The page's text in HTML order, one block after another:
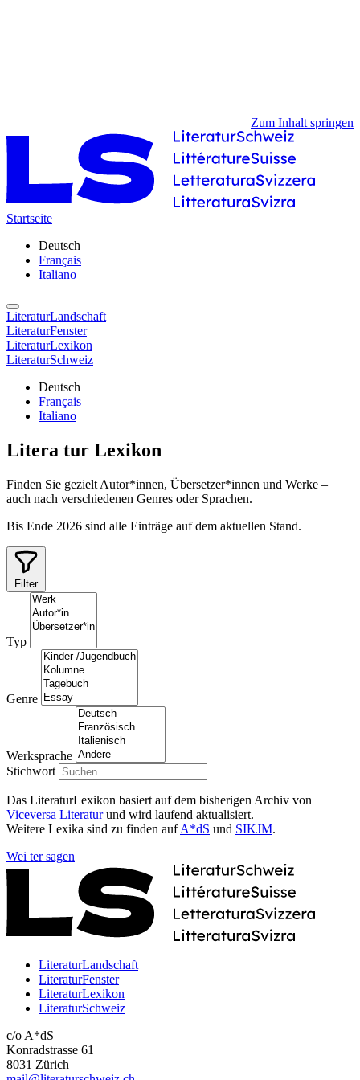
Zum Inhalt springen
Startseite
Deutsch
Français
Italiano
LiteraturLandschaft
LiteraturFenster
LiteraturLexikon
LiteraturSchweiz
Deutsch
Français
Italiano
Litera tur Lexikon
Finden Sie gezielt Autor*innen, Übersetzer*innen und Werke –
auch nach verschiedenen Genres oder Sprachen.
Bis Ende 2026 sind alle Einträge auf dem aktuellen Stand.
Filter
Typ
Genre
Werksprache
Stichwort
Das LiteraturLexikon basiert auf dem bisherigen Archiv von
Viceversa Literaturund wird laufend aktualisiert.
Weitere Lexika sind zu finden aufA*dS und SIKJM.
Wei ter sagen
LiteraturLandschaft
LiteraturFenster
LiteraturLexikon
LiteraturSchweiz
c/o A*dS
Konradstrasse 61
8031 Zürich